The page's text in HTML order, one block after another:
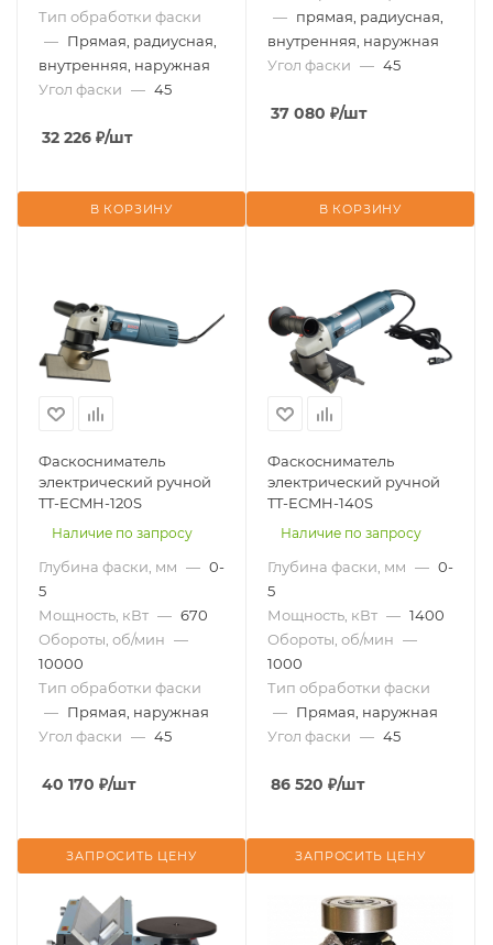
Тип обработки фаски
— Прямая, радиусная,
внутренняя, наружная
Угол фаски — 45
32 226 ₽/шт
В КОРЗИНУ
— прямая, радиусная,
внутренняя, наружная
Угол фаски — 45
37 080 ₽/шт
В КОРЗИНУ
Фаскосниматель
электрический ручной
TT-ECMH-120S
Наличие по запросу
Глубина фаски, мм — 0-
5
Мощность, кВт — 670
Обороты, об/мин —
10000
Тип обработки фаски
— Прямая, наружная
Угол фаски — 45
40 170 ₽/шт
ЗАПРОСИТЬ ЦЕНУ
Фаскосниматель
электрический ручной
TT-ECMH-140S
Наличие по запросу
Глубина фаски, мм — 0-
5
Мощность, кВт — 1400
Обороты, об/мин —
1000
Тип обработки фаски
— Прямая, наружная
Угол фаски — 45
86 520 ₽/шт
ЗАПРОСИТЬ ЦЕНУ